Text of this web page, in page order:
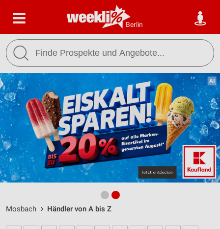
Berlin
Mosbach Händler von A bis Z